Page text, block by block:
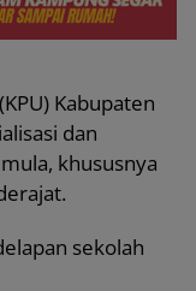
Kabupaten
dan
khususnya
sekolah